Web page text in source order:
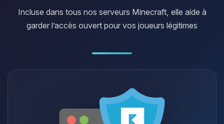
Incluse dans tous nos serveurs Minecraft, elle aide à
garder l’accès ouvert pour vos joueurs légitimes